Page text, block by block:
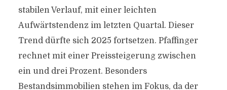
stabilen Verlauf, mit einer leichten
Aufwärtstendenz im letzten Quartal. Dieser
Trend dürfte sich 2025 fortsetzen. Pfaffinger
rechnet mit einer Preissteigerung zwischen
ein und drei Prozent. Besonders
Bestandsimmobilien stehen im Fokus, da der